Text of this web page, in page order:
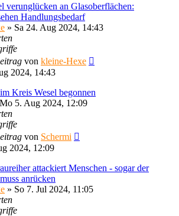
verunglücken an Glasoberflächen:
Handlungsbedarf
» Sa 24. Aug 2024, 14:43
von kleine-Hexe
2024, 14:43
Kreis Wesel begonnen
Mo 5. Aug 2024, 12:09
von Schermi
2024, 12:09
attackiert Menschen - sogar der
anrücken
» So 7. Jul 2024, 11:05